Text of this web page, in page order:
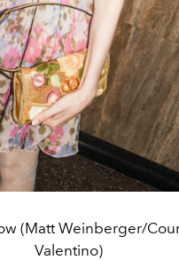
(Matt Weinberger/
Valentino)